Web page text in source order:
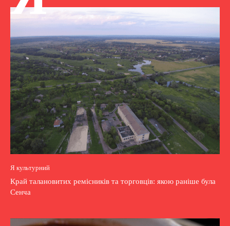
Я культурний
Край талановитих ремісників та торговців: якою раніше була
Сенча